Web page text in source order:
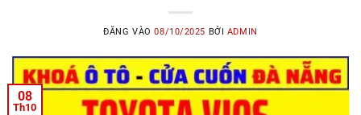
ĐĂNG VÀO08/10/2025 BỞI ADMIN
08
Th10